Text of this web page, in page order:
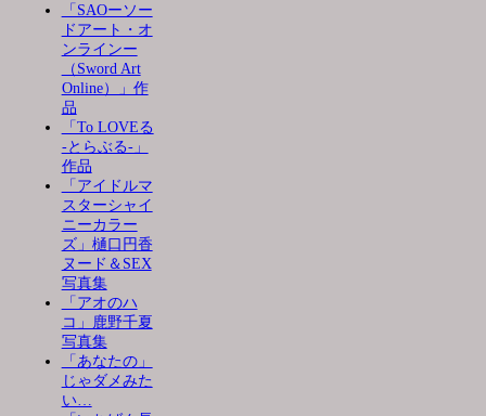
「SAOーソー
ドアート・オ
ンラインー
（Sword Art
Online）」作
品
「To LOVEる
-とらぶる-」
作品
「アイドルマ
スターシャイ
ニーカラー
ズ」樋口円香
ヌード＆SEX
写真集
「アオのハ
コ」鹿野千夏
写真集
「あなたの」
じゃダメみた
い…